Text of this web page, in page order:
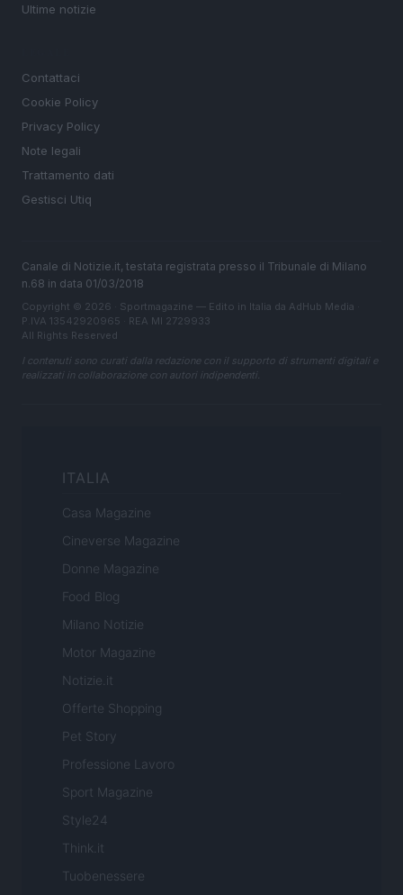
Ultime notizie
Contattaci
Cookie Policy
Privacy Policy
Note legali
Trattamento dati
Gestisci Utiq
Canale di Notizie.it, testata registrata presso il Tribunale di Milano
n.68 in data 01/03/2018
Copyright © 2026 · Sportmagazine — Edito in Italia da AdHub Media
P.IVA 13542920965 · REA MI 2729933
All Rights Reserved
I contenuti sono curati dalla redazione con il supporto di strumenti digitali e
realizzati in collaborazione con autori indipendenti.
ITALIA
Casa Magazine
Cineverse Magazine
Donne Magazine
Food Blog
Milano Notizie
Motor Magazine
Notizie.it
Offerte Shopping
Pet Story
Professione Lavoro
Sport Magazine
Style24
Think.it
Tuobenessere